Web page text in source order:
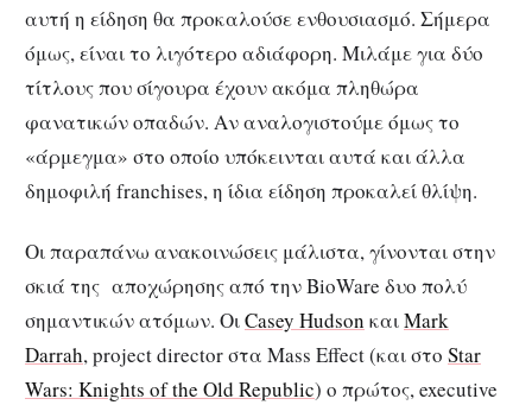
αυτή η είδηση θα προκαλούσε ενθουσιασμό. Σήμερα
όμως, είναι το λιγότερο αδιάφορη. Μιλάμε για δύο
τίτλους που σίγουρα έχουν ακόμα πληθώρα
φανατικών οπαδών. Αν αναλογιστούμε όμως το
«άρμεγμα» στο οποίο υπόκεινται αυτά και άλλα
δημοφιλή franchises, η ίδια είδηση προκαλεί θλίψη.
Οι παραπάνω ανακοινώσεις μάλιστα, γίνονται στην
σκιά της αποχώρησης από την BioWare δυο πολύ
σημαντικών ατόμων. ΟιCasey Hudson καιMark
Darrah, project director στα Mass Effect (και στο Star
Wars: Knights of the Old Republic) ο πρώτος, executive